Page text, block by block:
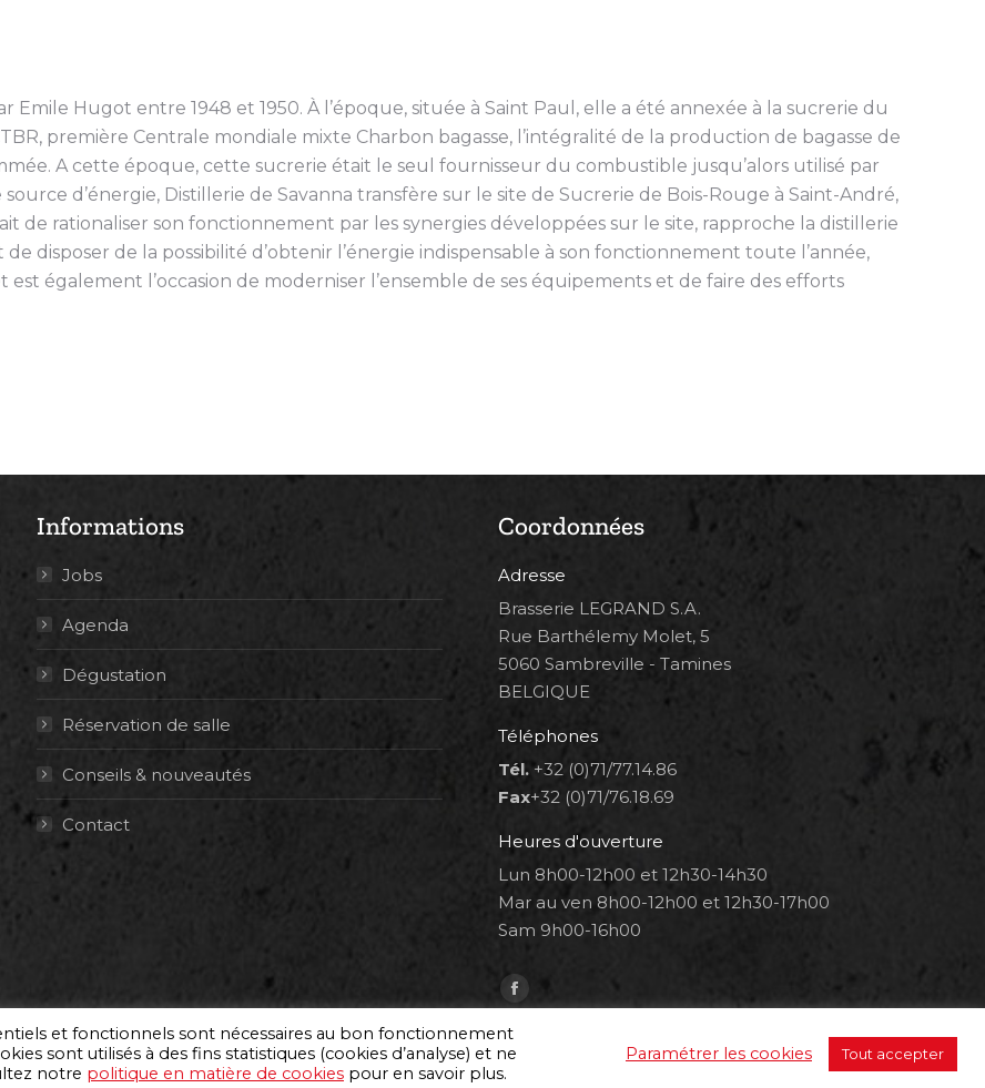
Emile Hugot entre 1948 et 1950. À l’époque, située à Saint Paul, elle a été annexée à la sucrerie du
première Centrale mondiale mixte Charbon bagasse, l’intégralité de la production de bagasse de
A cette époque, cette sucrerie était le seul fournisseur du combustible jusqu’alors utilisé par
d’énergie, Distillerie de Savanna transfère sur le site de Sucrerie de Bois-Rouge à Saint-André,
de rationaliser son fonctionnement par les synergies développées sur le site, rapproche la distillerie
disposer de la possibilité d’obtenir l’énergie indispensable à son fonctionnement toute l’année,
est également l’occasion de moderniser l’ensemble de ses équipements et de faire des efforts
Informations
Jobs
Agenda
Dégustation
Réservation de salle
Conseils & nouveautés
Contact
Coordonnées
Adresse
Brasserie LEGRAND S.A.
Rue Barthélemy Molet, 5
5060 Sambreville - Tamines
BELGIQUE
Téléphones
Tél. +32 (0)71/77.14.86
Fax+32 (0)71/76.18.69
Heures d'ouverture
Lun 8h00-12h00 et 12h30-14h30
Mar au ven 8h00-12h00 et 12h30-17h00
Sam 9h00-16h00
Trouvez nous sur :
Facebook
page
opens
et fonctionnels sont nécessaires au bon fonctionnement
sont utilisés à des fins statistiques (cookies d’analyse) et ne
notre politique en matière de cookies pour en savoir plus.
Paramétrer les cookies Tout accepter